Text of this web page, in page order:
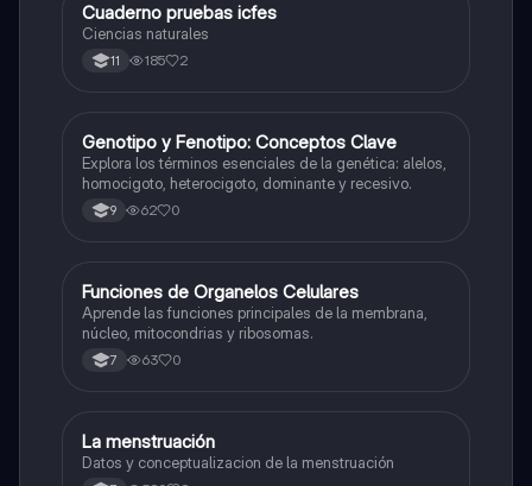
Biologia
Cuaderno pruebas icfes
Ciencias naturales
11 185 2
GBiologia
Genotipo y Fenotipo: Conceptos Clave
Explora los términos esenciales de la genética: alelos,
homocigoto, heterocigoto, dominante y recesivo.
9 62 0
FBiologia
Funciones de Organelos Celulares
Aprende las funciones principales de la membrana,
núcleo, mitocondrias y ribosomas.
7 63 0
Biologia
La menstruación
Datos y conceptualizacion de la menstruación